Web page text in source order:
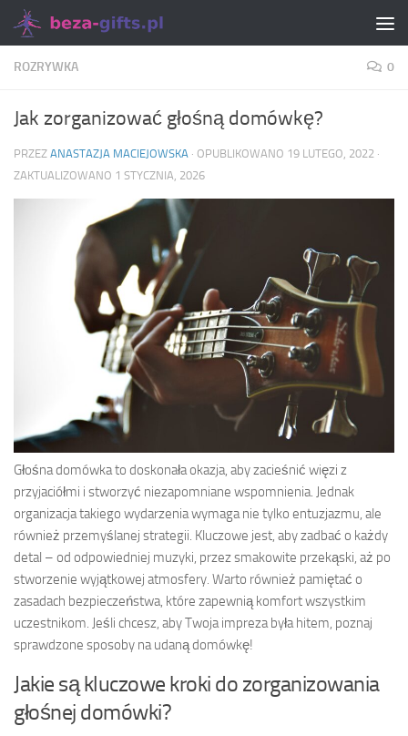
Skip to content
ROZRYWKA 0
Jak zorganizować głośną domówkę?
PRZEZ ANASTAZJA MACIEJOWSKA · OPUBLIKOWANO 19 LUTEGO, 2022 ·
ZAKTUALIZOWANO 1 STYCZNIA, 2026
Głośna domówka to doskonała okazja, aby zacieśnić więzi z
przyjaciółmi i stworzyć niezapomniane wspomnienia. Jednak
organizacja takiego wydarzenia wymaga nie tylko entuzjazmu, ale
również przemyślanej strategii. Kluczowe jest, aby zadbać o każdy
detal – od odpowiedniej muzyki, przez smakowite przekąski, aż po
stworzenie wyjątkowej atmosfery. Warto również pamiętać o
zasadach bezpieczeństwa, które zapewnią komfort wszystkim
uczestnikom. Jeśli chcesz, aby Twoja impreza była hitem, poznaj
sprawdzone sposoby na udaną domówkę!
Jakie są kluczowe kroki do zorganizowania
głośnej domówki?